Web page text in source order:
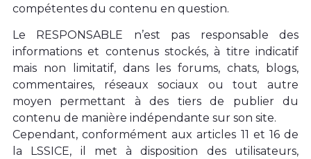
compétentes du contenu en question.
Le RESPONSABLE n’est pas responsable des
informations et contenus stockés, à titre indicatif
mais non limitatif, dans les forums, chats, blogs,
commentaires, réseaux sociaux ou tout autre
moyen permettant à des tiers de publier du
contenu de manière indépendante sur son site.
Cependant, conformément aux articles 11 et 16 de
la LSSICE, il met à disposition des utilisateurs,